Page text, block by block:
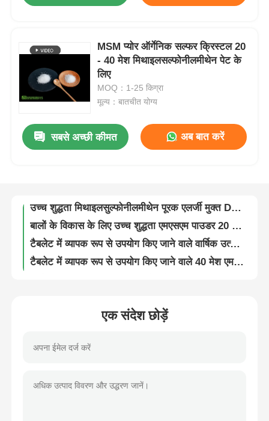
घर
वीडियो
कारखाना भ्रमण
गुणवत्ता नियंत्रण
MSM प्योर ऑर्गेनिक सल्फर क्रिस्टल 20
- 40 मेश मिथाइलसल्फोनीलमीथेन पेट के
लिए
MOQ：1-25 किग्रा
मूल्य：बातचीत योग्य
सबसे अच्छी कीमत अब बात करें
ग्रीन लीफ फर्टिलाइजर के लिए व्हाइट एमएसएम पाउडर मिथाइल सल्फोनील मीथेन 20 - 40 मेश
60मेश एमएसएम डाइमिथाइल सल्फोन कैस नं.67-71-0
एक संदेश छोड़ें